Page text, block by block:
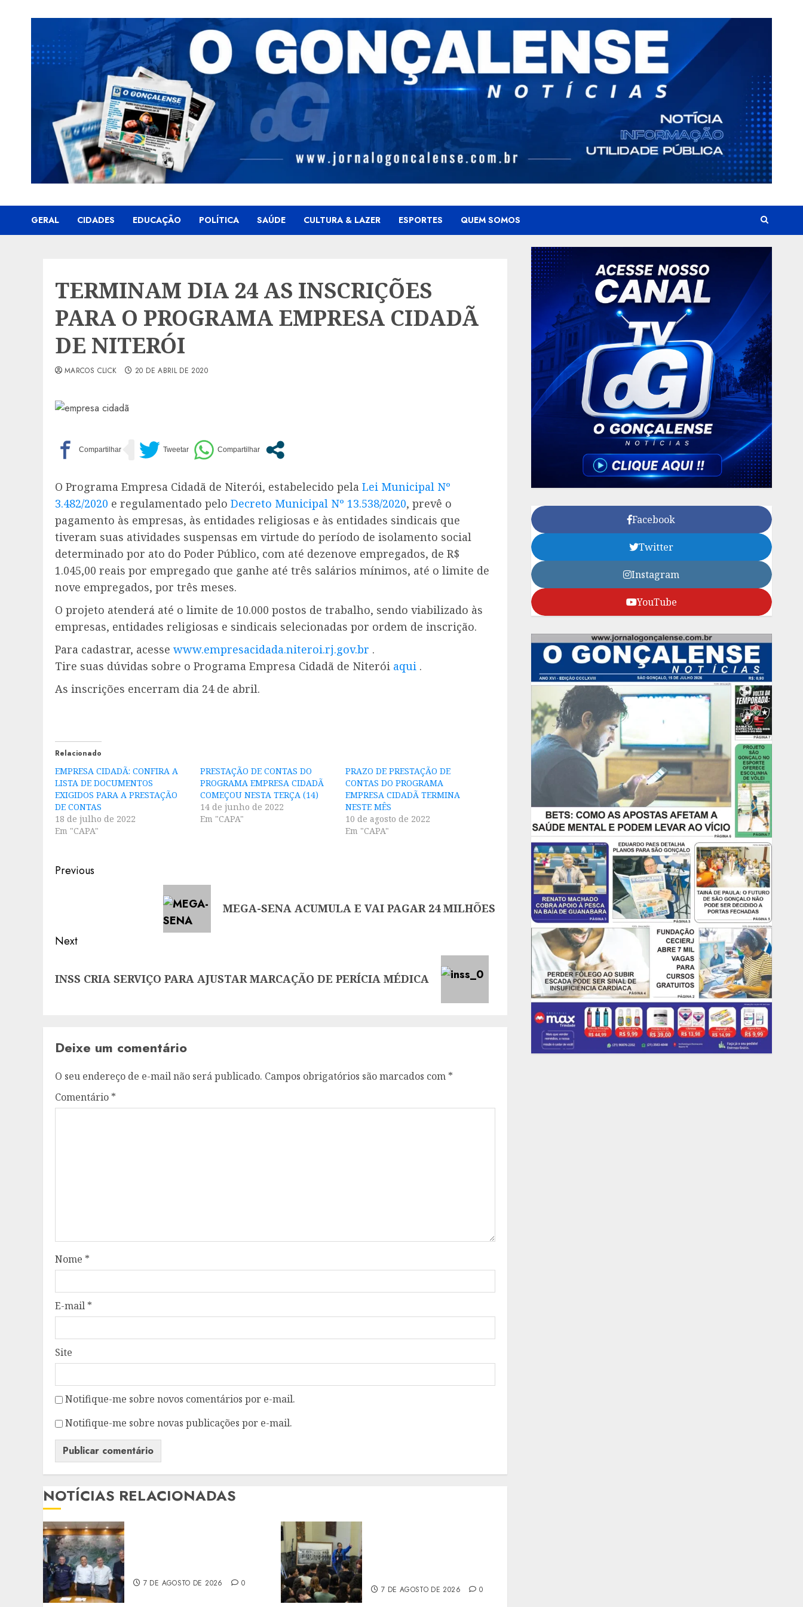
GERAL CIDADES EDUCAÇÃO POLÍTICA SAÚDE CULTURA & LAZER ESPORTES QUEM SOMOS
TERMINAM DIA 24 AS INSCRIÇÕES
PARA O PROGRAMA EMPRESA CIDADÃ
DE NITERÓI
MARCOS CLICK 20 DE ABRIL DE 2020
O Programa Empresa Cidadã de Niterói, estabelecido pela Lei Municipal Nº
3.482/2020 e regulamentado pelo Decreto Municipal Nº 13.538/2020, prevê o
pagamento às empresas, às entidades religiosas e às entidades sindicais que
tiveram suas atividades suspensas em virtude do período de isolamento social
determinado por ato do Poder Público, com até dezenove empregados, de R$
1.045,00 reais por empregado que ganhe até três salários mínimos, até o limite de
nove empregados, por três meses.
O projeto atenderá até o limite de 10.000 postos de trabalho, sendo viabilizado às
empresas, entidades religiosas e sindicais selecionadas por ordem de inscrição.
Para cadastrar, acesse www.empresacidada.niteroi.rj.gov.br .
Tire suas dúvidas sobre o Programa Empresa Cidadã de Niterói aqui .
As inscrições encerram dia 24 de abril.
Relacionado
EMPRESA CIDADÃ: CONFIRA A
LISTA DE DOCUMENTOS
EXIGIDOS PARA A PRESTAÇÃO
DE CONTAS
18 de julho de 2022
Em "CAPA"
PRESTAÇÃO DE CONTAS DO
PROGRAMA EMPRESA CIDADÃ
COMEÇOU NESTA TERÇA (14)
14 de junho de 2022
Em "CAPA"
PRAZO DE PRESTAÇÃO DE
CONTAS DO PROGRAMA
EMPRESA CIDADÃ TERMINA
NESTE MÊS
10 de agosto de 2022
Em "CAPA"
Post
Previous
MEGA-SENA ACUMULA E VAI PAGAR 24 MILHÕES
Next
post:
INSS CRIA SERVIÇO PARA AJUSTAR MARCAÇÃO DE PERÍCIA MÉDICA
Deixe um comentário
O seu endereço de e-mail não será publicado. Campos obrigatórios são marcados com *
Comentário *
Nome *
E-mail *
Site
Notifique-me sobre novos comentários por e-mail.
Notifique-me sobre novas publicações por e-mail.
NOTÍCIAS RELACIONADAS
7 DE AGOSTO DE 2026 0
7 DE AGOSTO DE 2026 0
Facebook
Twitter
Instagram
YouTube